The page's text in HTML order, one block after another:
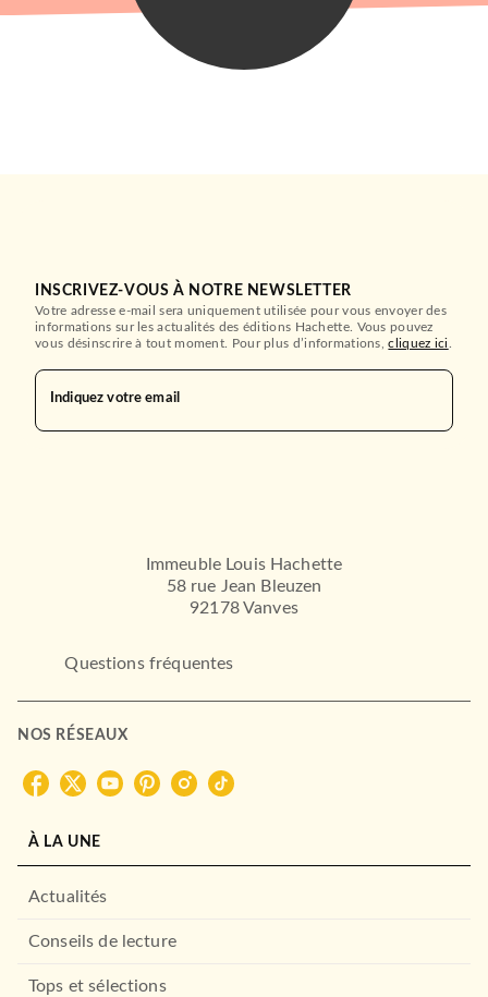
INSCRIVEZ-VOUS À NOTRE NEWSLETTER
Votre adresse e-mail sera uniquement utilisée pour vous envoyer des
informations sur les actualités des éditions Hachette. Vous pouvez
vous désinscrire à tout moment. Pour plus d’informations,cliquez ici
Indiquez votre email
Immeuble Louis Hachette
58 rue Jean Bleuzen
92178 Vanves
Questions fréquentes
NOS RÉSEAUX
À LA UNE
Actualités
Conseils de lecture
Tops et sélections